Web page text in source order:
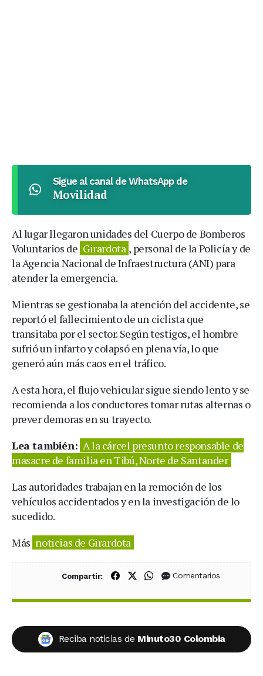
Sigue al canal de WhatsApp de
Movilidad
Al lugar llegaron unidades del Cuerpo de Bomberos
Voluntarios de Girardota , personal de la Policía y de
la Agencia Nacional de Infraestructura (ANI) para
atender la emergencia.
Mientras se gestionaba la atención del accidente, se
reportó el fallecimiento de un ciclista que
transitaba por el sector. Según testigos, el hombre
sufrió un infarto y colapsó en plena vía, lo que
generó aún más caos en el tráfico.
A esta hora, el flujo vehicular sigue siendo lento y se
recomienda a los conductores tomar rutas alternas o
prever demoras en su trayecto.
Lea también: A la cárcel presunto responsable de
masacre de familia en Tibú, Norte de Santander
Las autoridades trabajan en la remoción de los
vehículos accidentados y en la investigación de lo
sucedido.
Más noticias de Girardota
Compartir: Compartir en Facebook
Compartir en X (Twitter)
Compartir en WhatsApp
Comentarios
Reciba noticias de Minuto30 Colombia